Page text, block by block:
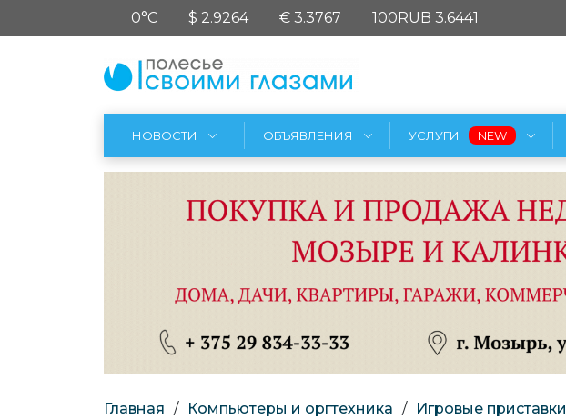
0°C $ 2.9264 € 3.3767 100RUB 3.6441
НОВОСТИ ОБЪЯВЛЕНИЯ УСЛУГИ
Главная / Компьютеры и оргтехника / Игровые приставки